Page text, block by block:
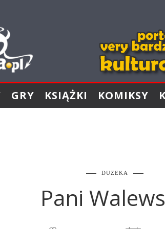
GRY KSIĄŻKI KOMIKSY
DUZEKA
Pani